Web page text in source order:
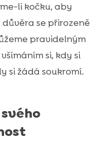
li kočku, aby
se přirozeně
pravidelným
si, kdy si
si žádá soukromí.